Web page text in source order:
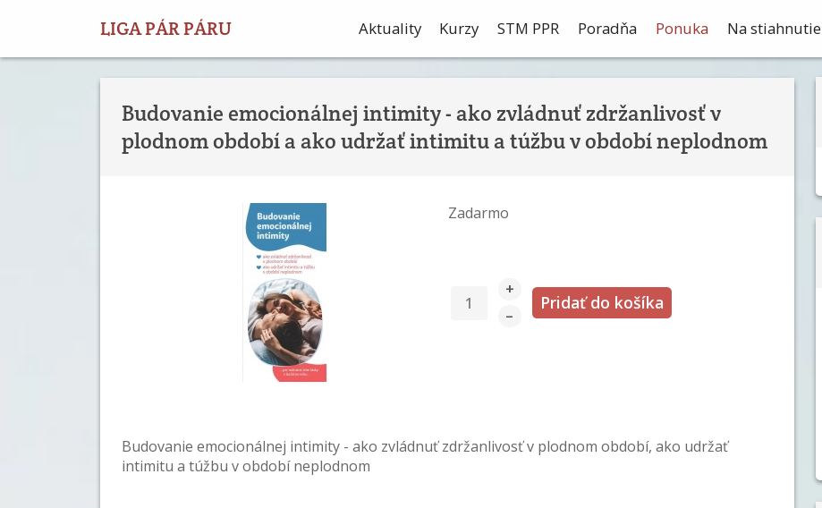
LIGA PÁR PÁRU Aktuality Kurzy STM PPR Poradňa Ponuka Na stiahnutie
Budovanie emocionálnej intimity - ako zvládnuť zdržanlivosť v
plodnom období a ako udržať intimitu a túžbu v období neplodnom
Zadarmo
+
–
Budovanie emocionálnej intimity - ako zvládnuť zdržanlivosť v plodnom období, ako udržať
intimitu a túžbu v období neplodnom